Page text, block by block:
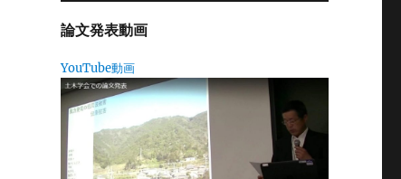
論文発表動画
YouTube動画